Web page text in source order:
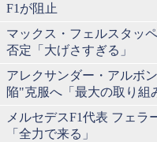
F1が阻止
マックス・フェルスタッ
否定「大げさすぎる」
アレクサンダー・アルボ
陥"克服へ「最大の取り組
メルセデスF1代表 フェ
「全力で来る」